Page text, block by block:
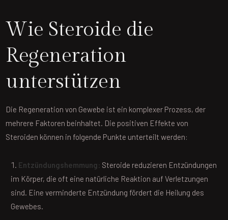
Wie Steroide die
Regeneration
unterstützen
Die Regeneration von Gewebe ist ein komplexer Prozess, der
mehrere Faktoren beinhaltet. Die positiven Effekte von
Steroiden können in folgende Punkte unterteilt werden:
Entzündungshemmung: Steroide reduzieren Entzündungen
im Körper, die oft eine natürliche Reaktion auf Verletzungen
sind. Eine verminderte Entzündung fördert die Heilung des
Gewebes.